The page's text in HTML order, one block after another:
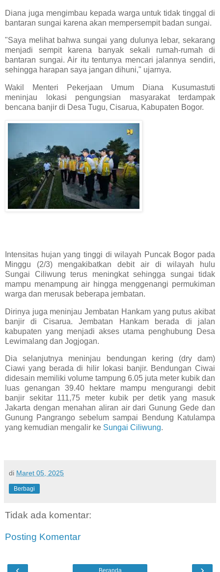
Diana juga mengimbau kepada warga untuk tidak tinggal di
bantaran sungai karena akan mempersempit badan sungai.
"Saya melihat bahwa sungai yang dulunya lebar, sekarang
menjadi sempit karena banyak sekali rumah-rumah di
bantaran sungai. Air itu tentunya mencari jalannya sendiri,
sehingga harapan saya jangan dihuni," ujarnya.
Wakil Menteri Pekerjaan Umum Diana Kusumastuti
meninjau lokasi pengungsian masyarakat terdampak
bencana banjir di Desa Tugu, Cisarua, Kabupaten Bogor.
Intensitas hujan yang tinggi di wilayah Puncak Bogor pada
Minggu (2/3) mengakibatkan debit air di wilayah hulu
Sungai Ciliwung terus meningkat sehingga sungai tidak
mampu menampung air hingga menggenangi permukiman
warga dan merusak beberapa jembatan.
Dirinya juga meninjau Jembatan Hankam yang putus akibat
banjir di Cisarua. Jembatan Hankam berada di jalan
kabupaten yang menjadi akses utama penghubung Desa
Lewimalang dan Jogjogan.
Dia selanjutnya meninjau bendungan kering (dry dam)
Ciawi yang berada di hilir lokasi banjir. Bendungan Ciwai
didesain memiliki volume tampung 6.05 juta meter kubik dan
luas genangan 39.40 hektare mampu mengurangi debit
banjir sekitar 111,75 meter kubik per detik yang masuk
Jakarta dengan menahan aliran air dari Gunung Gede dan
Gunung Pangrango sebelum sampai Bendung Katulampa
yang kemudian mengalir ke Sungai Ciliwung.
di Maret 05, 2025
Berbagi
Tidak ada komentar:
Posting Komentar
Beranda